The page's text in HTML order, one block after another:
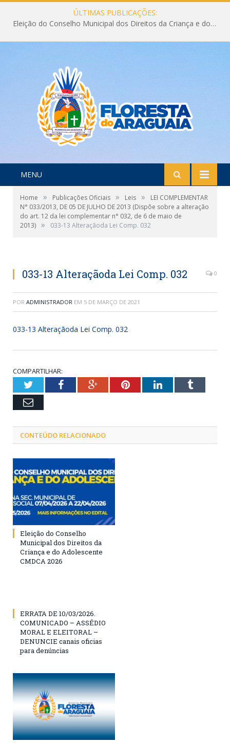
ÚLTIMAS PUBLICAÇÕES:
Eleição do Conselho Municipal dos Direitos da Criança e do Adolescente CMDCA 2026
MENU
Home » Publicações Oficiais » Leis »
LEI COMPLEMENTAR
N° 033/2013, DE 05 DE JULHO DE 2013 (Dispõe sobre a alteração
do art. 12 da lei complementar n° 032, de 6 de maio de
2013) » 033-13 Alteraçãoda Lei Comp. 032
033-13 Alteraçãoda Lei Comp. 032 0
POR ADMINISTRADOR EM 5 DE MARÇO DE 2021
033-13 Alteraçãoda Lei Comp. 032
COMPARTILHAR:
TwitterFacebookGoogle+PinterestLinkedInTumblr
Email
CONTEÚDO RELACIONADO
Eleição do Conselho
Municipal dos Direitos da
Criança e do Adolescente
CMDCA 2026
ERRATA DE 10/03/2026.
COMUNICADO – ASSÉDIO
MORAL E ELEITORAL –
DENUNCIE canais oficias
para denúncias